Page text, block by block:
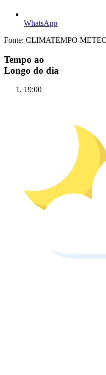
WhatsApp
Fonte: CLIMATEMPO
Tempo ao
Longo do dia
19:00